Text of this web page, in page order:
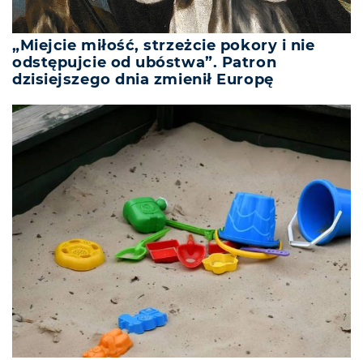
„Miejcie miłość, strzeżcie pokory i nie
odstępujcie od ubóstwa”. Patron
dzisiejszego dnia zmienił Europę